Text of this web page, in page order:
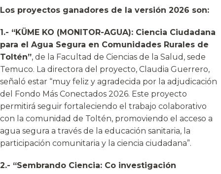
Los proyectos ganadores de la versión 2026 son:
1.- “KÜME KO (MONITOR-AGUA): Ciencia Ciudadana
para el Agua Segura en Comunidades Rurales de
Toltén”, de la Facultad de Ciencias de la Salud, sede
Temuco. La directora del proyecto, Claudia Guerrero,
señaló estar “muy feliz y agradecida por la adjudicación
del Fondo Más Conectados 2026. Este proyecto
permitirá seguir fortaleciendo el trabajo colaborativo
con la comunidad de Toltén, promoviendo el acceso a
agua segura a través de la educación sanitaria, la
participación comunitaria y la ciencia ciudadana”.
2.- “Sembrando Ciencia: Co investigación